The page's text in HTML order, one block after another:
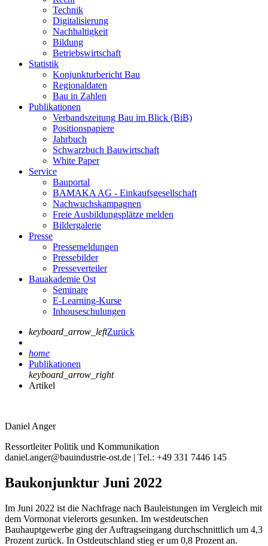
Technik
Digitalisierung
Nachhaltigkeit
Bildung
Betriebswirtschaft
Statistik
Konjunkturbericht Bau
Regionaldaten
Bau in Zahlen
Publikationen
Verbandszeitung Bau im Blick (BiB)
Positionspapiere
Jahrbuch
Schwarzbuch Bauwirtschaft
White Paper
Service
Bauportal
BAMAKA AG - Einkaufsgesellschaft
Nachwuchskampagnen
Freie Ausbildungsplätze melden
Bildergalerie
Presse
Pressemeldungen
Pressebilder
Presseverteiler
Bauakademie Ost
Seminare
E-Learning-Kurse
Inhouseschulungen
keyboard_arrow_leftZurück
home
Publikationen
keyboard_arrow_right
Artikel
Daniel Anger
Ressortleiter Politik und Kommunikation
daniel.anger@bauindustrie-ost.de | Tel.: +49 331 7446 145
Baukonjunktur Juni 2022
Im Juni 2022 ist die Nachfrage nach Bauleistungen im Vergleich mit
dem Vormonat vielerorts gesunken. Im westdeutschen
Bauhauptgewerbe ging der Auftragseingang durchschnittlich um 4,3
Prozent zurück. In Ostdeutschland stieg er um 0,8 Prozent an.